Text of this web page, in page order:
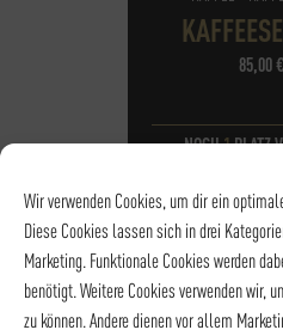
Wir verwenden Cookies, um dir ein
Diese Cookies lassen sich in drei
Marketing. Funktionale Cookies werden
benötigt. Weitere Cookies verwenden wir,
zu können. Andere dienen vor allem
85,00€
NOCH1PLATZ
UHRZEIT
ORT